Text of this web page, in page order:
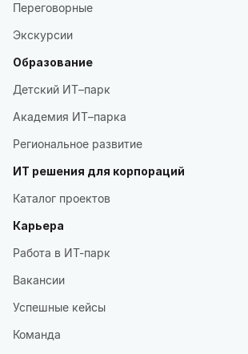
Переговорные
Экскурсии
Образование
Детский ИТ–парк
Академия ИТ–парка
Региональное развитие
ИТ решения для корпораций
Каталог проектов
Карьера
Работа в ИТ-парк
Вакансии
Успешные кейсы
Команда